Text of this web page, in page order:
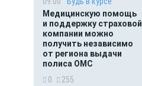
Медицинскую помощь
и поддержку страховой
компании можно
получить независимо
от региона выдачи
полиса ОМС
0
255